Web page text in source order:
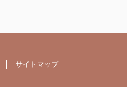
サイトマップ